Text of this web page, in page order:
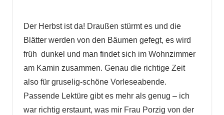
Der Herbst ist da! Draußen stürmt es und die
Blätter werden von den Bäumen gefegt, es wird
früh dunkel und man findet sich im Wohnzimmer
am Kamin zusammen. Genau die richtige Zeit
also für gruselig-schöne Vorleseabende.
Passende Lektüre gibt es mehr als genug – ich
war richtig erstaunt, was mir Frau Porzig von der